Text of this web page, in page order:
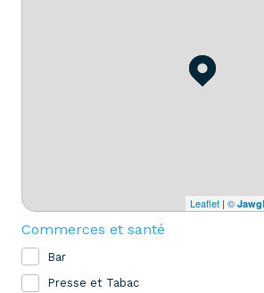
Leaflet | © Jawg
Commerces et santé
Bar
Presse et Tabac